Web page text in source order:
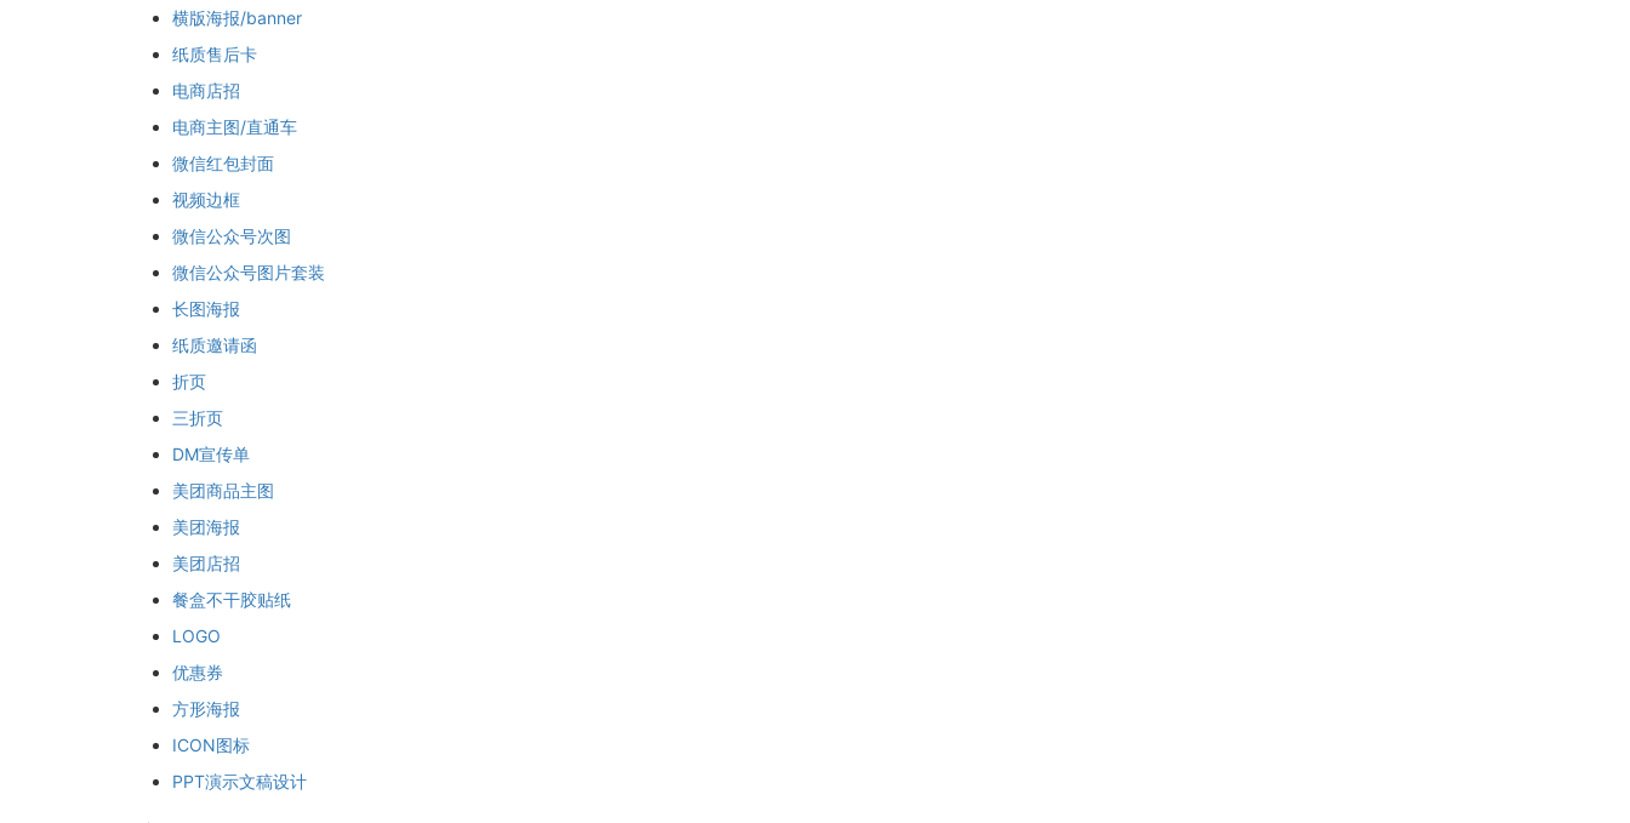
横版海报/banner
纸质售后卡
电商店招
电商主图/直通车
微信红包封面
视频边框
微信公众号次图
微信公众号图片套装
长图海报
纸质邀请函
折页
三折页
DM宣传单
美团商品主图
美团海报
美团店招
餐盒不干胶贴纸
LOGO
优惠券
方形海报
ICON图标
PPT演示文稿设计